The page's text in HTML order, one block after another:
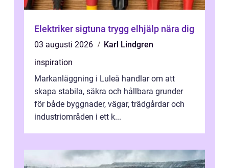
Elektriker sigtuna trygg elhjälp nära dig
03 augusti 2026
Karl Lindgren
inspiration
Markanläggning i Luleå handlar om att
skapa stabila, säkra och hållbara grunder
för både byggnader, vägar, trädgårdar och
industriområden i ett k...